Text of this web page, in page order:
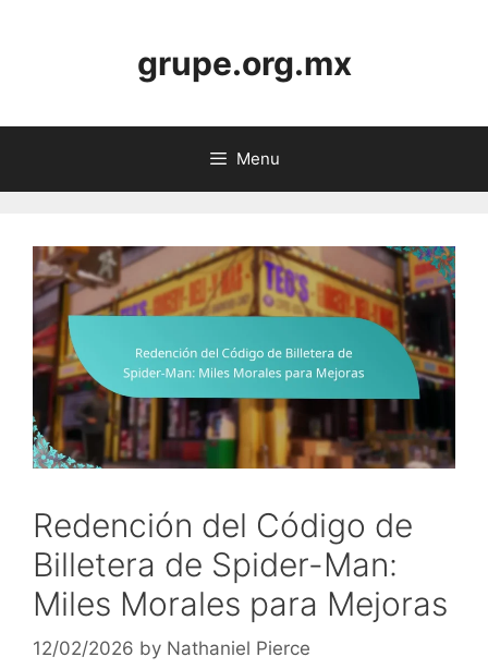
grupe.org.mx
Menu
Redención del Código de
Billetera de Spider-Man:
Miles Morales para Mejoras
12/02/2026 by Nathaniel Pierce